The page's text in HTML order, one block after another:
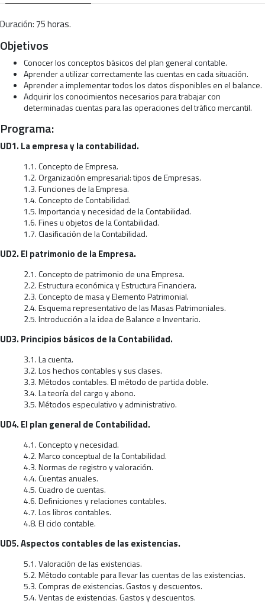
Duración: 75 horas.
Objetivos
Conocer los conceptos básicos del plan general contable.
Aprender a utilizar correctamente las cuentas en cada situación.
Aprender a implementar todos los datos disponibles en el balance.
Adquirir los conocimientos necesarios para trabajar con
determinadas cuentas para las operaciones del tráfico mercantil.
Programa:
UD1. La empresa y la contabilidad.
1.1. Concepto de Empresa.
1.2. Organización empresarial: tipos de Empresas.
1.3. Funciones de la Empresa.
1.4. Concepto de Contabilidad.
1.5. Importancia y necesidad de la Contabilidad.
1.6. Fines u objetos de la Contabilidad.
1.7. Clasificación de la Contabilidad.
UD2. El patrimonio de la Empresa.
2.1. Concepto de patrimonio de una Empresa.
2.2. Estructura económica y Estructura Financiera.
2.3. Concepto de masa y Elemento Patrimonial.
2.4. Esquema representativo de las Masas Patrimoniales.
2.5. Introducción a la idea de Balance e Inventario.
UD3. Principios básicos de la Contabilidad.
3.1. La cuenta.
3.2. Los hechos contables y sus clases.
3.3. Métodos contables. El método de partida doble.
3.4. La teoría del cargo y abono.
3.5. Métodos especulativo y administrativo.
UD4. El plan general de Contabilidad.
4.1. Concepto y necesidad.
4.2. Marco conceptual de la Contabilidad.
4.3. Normas de registro y valoración.
4.4. Cuentas anuales.
4.5. Cuadro de cuentas.
4.6. Definiciones y relaciones contables.
4.7. Los libros contables.
4.8. El ciclo contable.
UD5. Aspectos contables de las existencias.
5.1. Valoración de las existencias.
5.2. Método contable para llevar las cuentas de las existencias.
5.3. Compras de existencias. Gastos y descuentos.
5.4. Ventas de existencias. Gastos y descuentos.